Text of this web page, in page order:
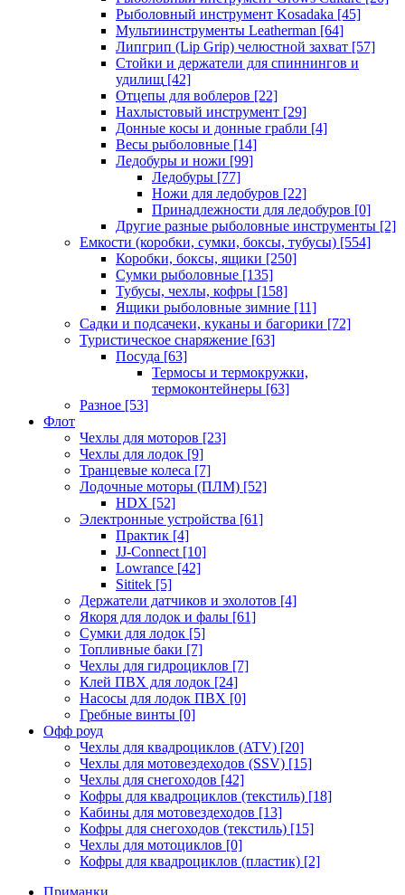
Рыболовный инструмент Kosadaka [45]
Мультиинструменты Leatherman [64]
Липгрип (Lip Grip) челюстной захват [57]
Стойки и держатели для спиннингов и
удилищ [42]
Отцепы для воблеров [22]
Нахлыстовый инструмент [29]
Донные косы и донные грабли [4]
Весы рыболовные [14]
Ледобуры и ножи [99]
Ледобуры [77]
Ножи для ледобуров [22]
Принадлежности для ледобуров [0]
Другие разные рыболовные инструменты [2]
Емкости (коробки, сумки, боксы, тубусы) [554]
Коробки, боксы, ящики [250]
Сумки рыболовные [135]
Тубусы, чехлы, кофры [158]
Ящики рыболовные зимние [11]
Садки и подсачеки, куканы и багорики [72]
Туристическое снаряжение [63]
Посуда [63]
Термосы и термокружки,
термоконтейнеры [63]
Разное [53]
Флот
Чехлы для моторов [23]
Чехлы для лодок [9]
Транцевые колеса [7]
Лодочные моторы (ПЛМ) [52]
HDX [52]
Электронные устройства [61]
Практик [4]
JJ-Connect [10]
Lowrance [42]
Sititek [5]
Держатели датчиков и эхолотов [4]
Якоря для лодок и фалы [61]
Сумки для лодок [5]
Топливные баки [7]
Чехлы для гидроциклов [7]
Клей ПВХ для лодок [24]
Насосы для лодок ПВХ [0]
Гребные винты [0]
Офф роуд
Чехлы для квадроциклов (ATV) [20]
Чехлы для мотовездеходов (SSV) [15]
Чехлы для снегоходов [42]
Кофры для квадроциклов (текстиль) [18]
Кабины для мотовездеходов [13]
Кофры для снегоходов (текстиль) [15]
Чехлы для мотоциклов [0]
Кофры для квадроциклов (пластик) [2]